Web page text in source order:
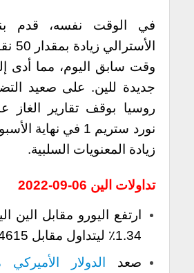
في الوقت نفسه، قدم
وقت سابق اليوم، مما أدى
جديدة للين. على صعيد
روسيا بوقف تقارير الغاز
نورد ستريم 1 في
زيادة المعنويات السلبية.
تداولات الين 06-09-2022
ارتفع اليورو مقابل الين
1.34٪ ليتداول مقابل 141.4615
صعد الدولار